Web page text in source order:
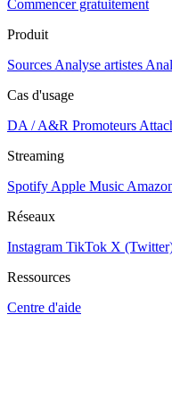
Commencer gratuitement
Produit
Sources Analyse artistes
Cas d'usage
DA / A&R Promoteurs
Streaming
Spotify Apple Music
Réseaux
Instagram TikTok X
Ressources
Centre d'aide